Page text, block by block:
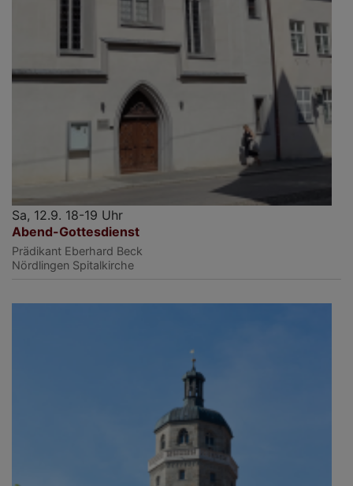
Sa, 12.9. 18-19 Uhr
Abend-Gottesdienst
Prädikant Eberhard Beck
Nördlingen Spitalkirche